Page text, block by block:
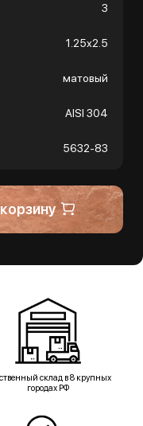
3
1.25х2.5
матовый
AISI 304
5632-83
склад в 8 крупных
городах РФ